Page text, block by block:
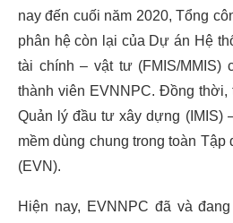
nay đến cuối năm 2020, Tổng
phân hệ còn lại của Dự án Hệ
tài chính – vật tư (FMIS/MMIS)
thành viên EVNNPC. Đồng thời,
Quản lý đầu tư xây dựng (IMIS)
mềm dùng chung trong toàn
(EVN).
Hiện nay, EVNNPC đã và